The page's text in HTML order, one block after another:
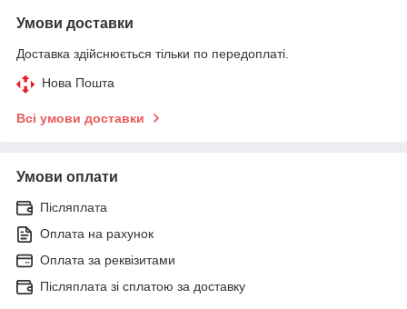
Умови доставки
Доставка здійснюється тільки по передоплаті.
Нова Пошта
Всі умови доставки
Умови оплати
Післяплата
Оплата на рахунок
Оплата за реквізитами
Післяплата зі сплатою за доставку